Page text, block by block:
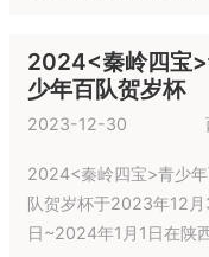
2024<秦岭四宝
少年百队贺岁杯
2023-12-30
2024<秦岭四宝>青少
队贺岁杯于2023年12
日~2024年1月1日在陕